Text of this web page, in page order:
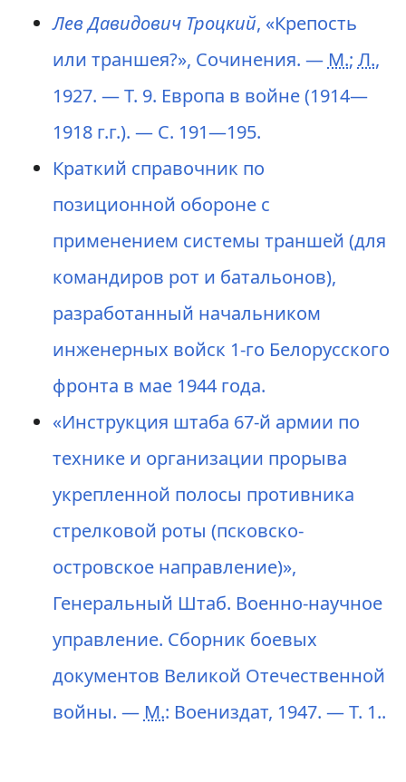
Лев Давидович Троцкий, «Крепость
или траншея?», Сочинения. — М.; Л.,
1927. — Т. 9. Европа в войне (1914—
1918 г.г.). — С. 191—195.
Краткий справочник по
позиционной обороне с
применением системы траншей (для
командиров рот и батальонов),
разработанный начальником
инженерных войск 1-го Белорусского
фронта в мае 1944 года.
«Инструкция штаба 67-й армии по
технике и организации прорыва
укрепленной полосы противника
стрелковой роты (псковско-
островское направление)»,
Генеральный Штаб. Военно-научное
управление. Сборник боевых
документов Великой Отечественной
войны. — М.: Воениздат, 1947. — Т. 1..